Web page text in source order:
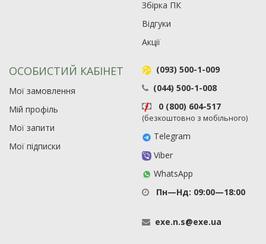
Збірка ПК
Відгуки
Акції
ОСОБИСТИЙ КАБІНЕТ
Мої замовлення
Мій профіль
Мої запити
Мої підписки
(093) 500-1-009
(044) 500-1-008
0 (800) 604-517
(безкоштовно з мобільного)
Telegram
Viber
WhatsApp
Пн—Нд: 09:00—18:00
exe.n.s@exe.ua